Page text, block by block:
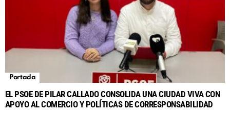
Portada
EL PSOE DE PILAR CALLADO CONSOLIDA UNA CIUDAD VIVA CON
APOYO AL COMERCIO Y POLÍTICAS DE CORRESPONSABILIDAD